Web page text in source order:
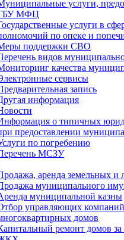
услуги,
МФЦ
услуги в
по опеке и
поддержки СВО
видов
качества
сервисы
запись
информация
о типичных
предоставлении
по погребению
МСЗУ
аренда земельных и
муниципального
муниципальной казны
управляющих
домов
ремонт домов за